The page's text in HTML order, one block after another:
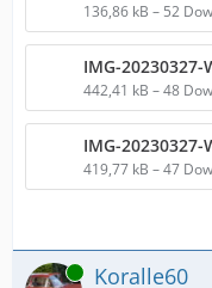
136,86 kB – 52
IMG-20230327-
442,41 kB – 48
IMG-20230327-
419,77 kB – 47
Online Koralle60